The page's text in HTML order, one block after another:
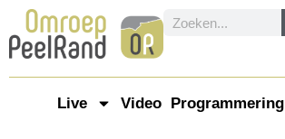
Live Video Programmering